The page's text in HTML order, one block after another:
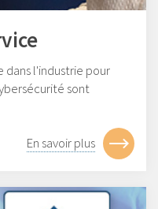
dans l'industrie pour
sont
En savoir plus